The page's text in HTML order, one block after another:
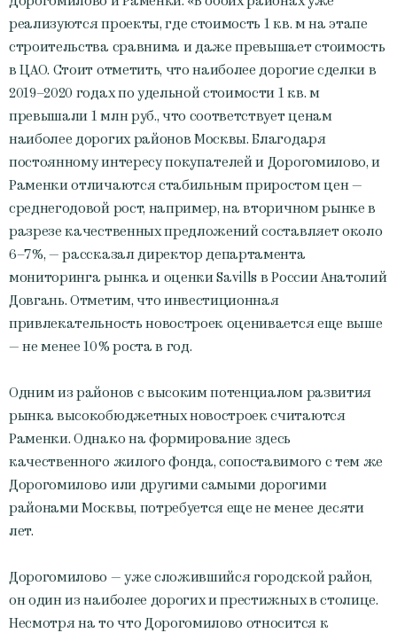
реализуются проекты, где стоимость 1 кв. м на этапе
строительства сравнима и даже превышает стоимость
в ЦАО. Стоит отметить, что наиболее дорогие сделки в
2019–2020 годах по удельной стоимости 1 кв. м
превышали 1 млн руб., что соответствует ценам
наиболее дорогих районов Москвы. Благодаря
постоянному интересу покупателей и Дорогомилово, и
Раменки отличаются стабильным приростом цен —
среднегодовой рост, например, на вторичном рынке в
разрезе качественных предложений составляет около
6–7%, — рассказал директор департамента
мониторинга рынка и оценки Savills в России Анатолий
Довгань. Отметим, что инвестиционная
привлекательность новостроек оценивается еще выше
— не менее 10% роста в год.
Одним из районов с высоким потенциалом развития
рынка высокобюджетных новостроек считаются
Раменки. Однако на формирование здесь
качественного жилого фонда, сопоставимого с тем же
Дорогомилово или другими самыми дорогими
районами Москвы, потребуется еще не менее десяти
лет.
Дорогомилово — уже сложившийся городской район,
он один из наиболее дорогих и престижных в столице.
Несмотря на то что Дорогомилово относится к